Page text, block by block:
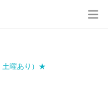
土曜あり）★